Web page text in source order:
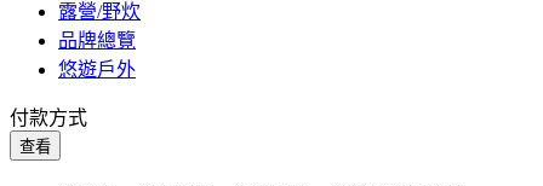
露營/野炊
品牌總覽
悠遊戶外
付款方式
查看